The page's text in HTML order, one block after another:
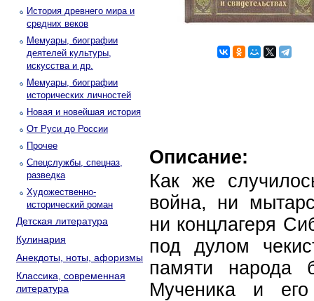
История древнего мира и
средних веков
Мемуары, биографии
деятелей культуры,
искусства и др.
Мемуары, биографии
исторических личностей
Новая и новейшая история
От Руси до России
Прочее
Спецслужбы, спецназ,
разведка
Художественно-
исторический роман
Детская литература
Кулинария
Анекдоты, ноты, афоризмы
Классика, современная
литература
Описание:
Как же
война, ни
ни концлагеря
под дулом
памяти народа
Мученика и